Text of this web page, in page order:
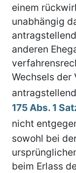
einem
unabhängig
anderen
Wechsels der
175 Abs. 1
nicht
sowohl bei
beim Erlass